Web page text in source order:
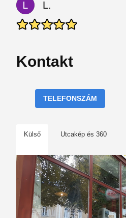
L.
Kontakt
TELEFONSZÁM
Külső Utcakép és 360